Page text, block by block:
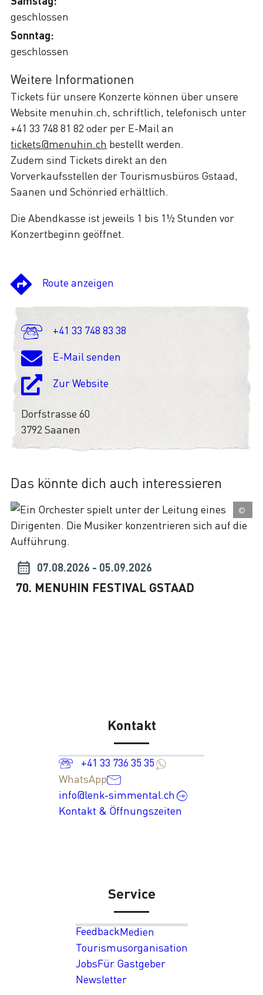
Route anzeigen
+41 33 748 83 38
E-Mail senden
Zur Website
Dorfstrasse 60
3792 Saanen
geschlossen
Sonntag:
geschlossen
Weitere Informationen
Tickets für unsere Konzerte können über unsere
Website menuhin.ch, schriftlich, telefonisch unter
+41 33 748 81 82 oder per E-Mail an
tickets@menuhin.ch bestellt werden.
Zudem sind Tickets direkt an den
Vorverkaufsstellen der Tourismusbüros Gstaad,
Saanen und Schönried erhältlich.
Die Abendkasse ist jeweils 1 bis 1½ Stunden vor
Konzertbeginn geöffnet.
Das könnte dich auch interessieren
©
07.08.2026 - 05.09.2026
70. MENUHIN FESTIVAL GSTAAD
Kontakt
+41 33 736 35 35
WhatsApp
info@lenk-simmental.ch
Kontakt & Öffnungszeiten
Service
FeedbackMedien
Tourismusorganisation
JobsFür Gastgeber
Newsletter